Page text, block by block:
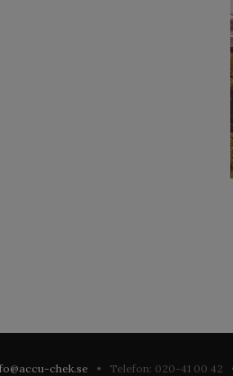
chek.se • Telefon: 020-41 00 42